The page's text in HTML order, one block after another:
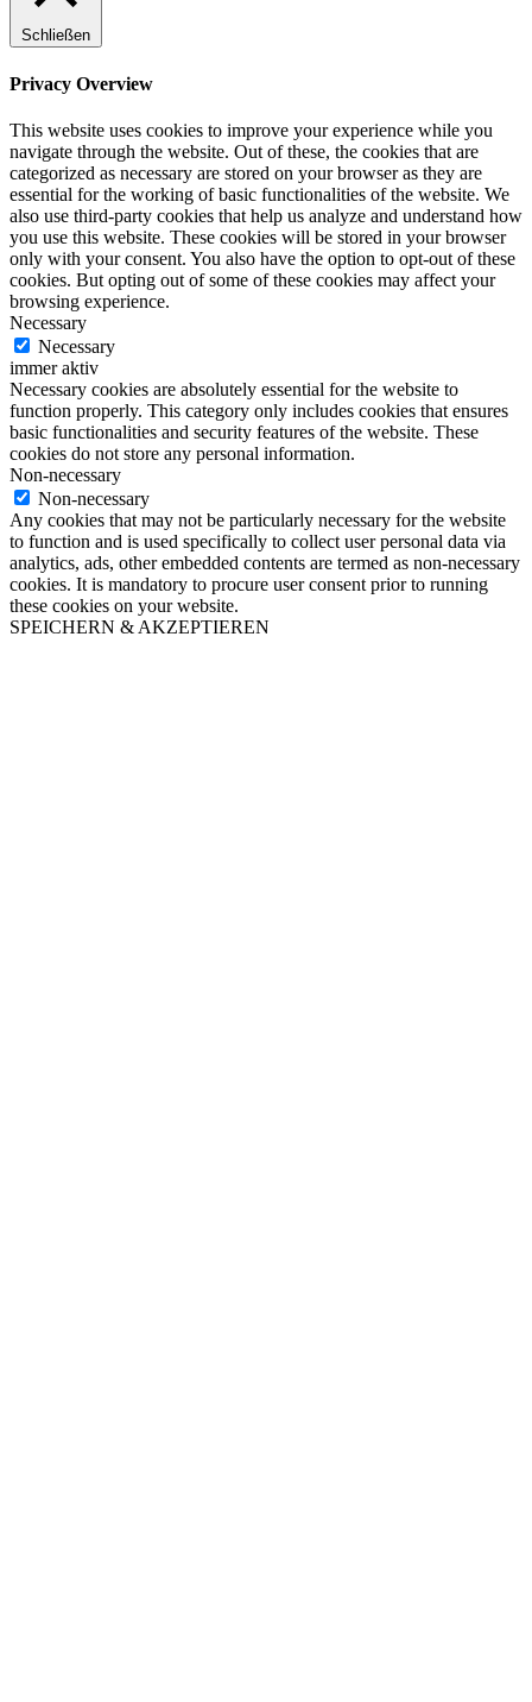
Schließen
Privacy Overview
This website uses cookies to improve your experience while you
navigate through the website. Out of these, the cookies that are
categorized as necessary are stored on your browser as they are
essential for the working of basic functionalities of the website. We
also use third-party cookies that help us analyze and understand how
you use this website. These cookies will be stored in your browser
only with your consent. You also have the option to opt-out of these
cookies. But opting out of some of these cookies may affect your
browsing experience.
Necessary
Necessary
immer aktiv
Necessary cookies are absolutely essential for the website to
function properly. This category only includes cookies that ensures
basic functionalities and security features of the website. These
cookies do not store any personal information.
Non-necessary
Non-necessary
Any cookies that may not be particularly necessary for the website
to function and is used specifically to collect user personal data via
analytics, ads, other embedded contents are termed as non-necessary
cookies. It is mandatory to procure user consent prior to running
these cookies on your website.
SPEICHERN & AKZEPTIEREN